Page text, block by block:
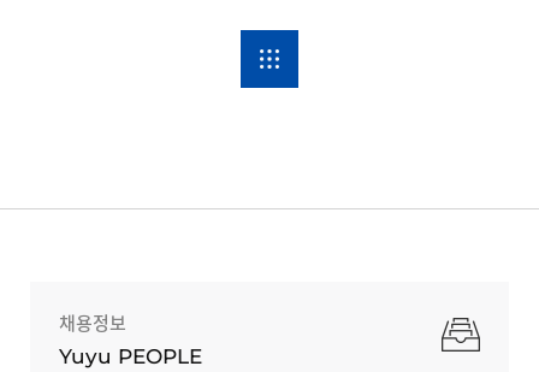
채용정보
Yuyu PEOPLE